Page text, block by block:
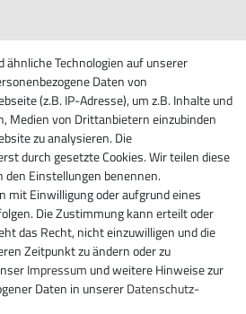
ähnliche Technologien auf unserer
Daten von
(z.B. IP-Adresse), um z.B. Inhalte und
Medien von Drittanbietern einzubinden
zu analysieren. Die
durch gesetzte Cookies. Wir teilen diese
Einstellungen benennen.
mit Einwilligung oder aufgrund eines
Die Zustimmung kann erteilt oder
das Recht, nicht einzuwilligen und die
Zeitpunkt zu ändern oder zu
Impressum und weitere Hinweise zur
Daten in unsererDaten­schutz­